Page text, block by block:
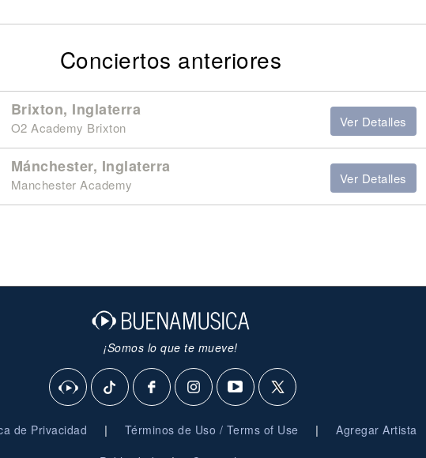
Conciertos anteriores
Brixton, Inglaterra
O2 Academy Brixton Ver Detalles
Mánchester, Inglaterra
Manchester Academy Ver Detalles
¡Somos lo que te mueve!
de Privacidad | Términos de Uso / Terms of Use | Agregar Artista